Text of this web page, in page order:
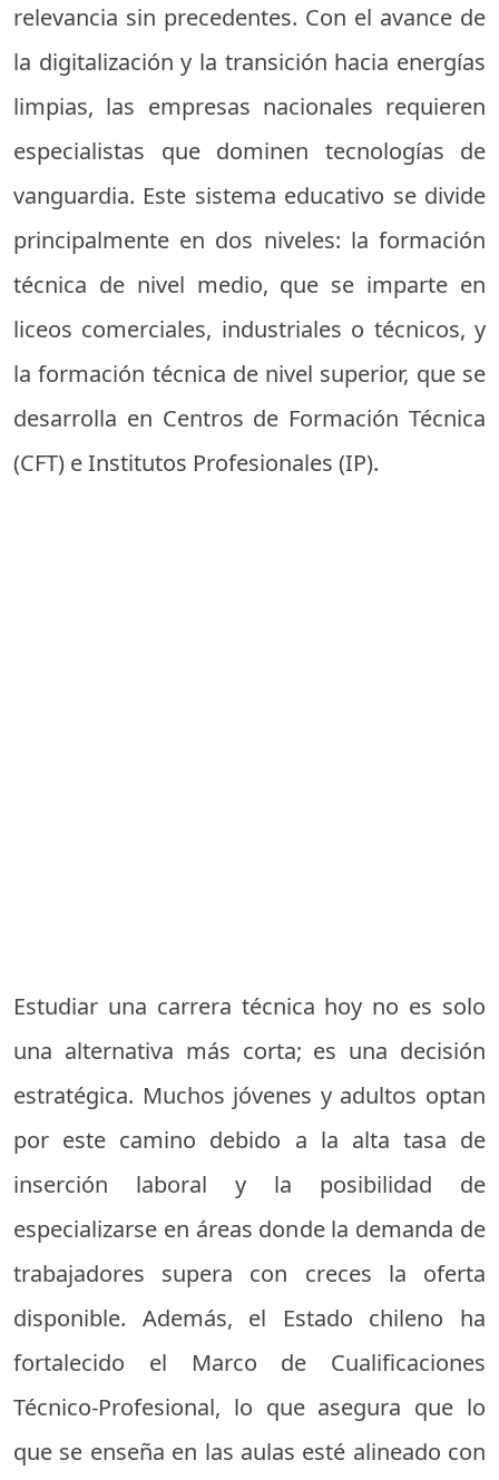
relevancia sin precedentes. Con el avance de
la digitalización y la transición hacia energías
limpias, las empresas nacionales requieren
especialistas que dominen tecnologías de
vanguardia. Este sistema educativo se divide
principalmente en dos niveles: la formación
técnica de nivel medio, que se imparte en
liceos comerciales, industriales o técnicos, y
la formación técnica de nivel superior, que se
desarrolla en Centros de Formación Técnica
(CFT) e Institutos Profesionales (IP).
Estudiar una carrera técnica hoy no es solo
una alternativa más corta; es una decisión
estratégica. Muchos jóvenes y adultos optan
por este camino debido a la alta tasa de
inserción laboral y la posibilidad de
especializarse en áreas donde la demanda de
trabajadores supera con creces la oferta
disponible. Además, el Estado chileno ha
fortalecido el Marco de Cualificaciones
Técnico-Profesional, lo que asegura que lo
que se enseña en las aulas esté alineado con